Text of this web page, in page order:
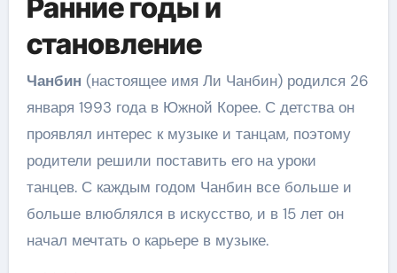
Ранние годы и
становление
Чанбин (настоящее имя Ли Чанбин) родился 26
января 1993 года в Южной Корее. С детства он
проявлял интерес к музыке и танцам, поэтому
родители решили поставить его на уроки
танцев. С каждым годом Чанбин все больше и
больше влюблялся в искусство, и в 15 лет он
начал мечтать о карьере в музыке.